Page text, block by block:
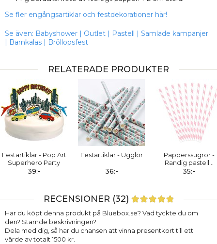
Se fler engångsartiklar och festdekorationer här!
Se även: Babyshower Outlet Pastell
Samlade kampanjer
Barnkalas Bröllopsfest
RELATERADE PRODUKTER
Festartiklar - Pop Art
Superhero Party
39:-
Festartiklar - Ugglor
36:-
Papperssugrör -
Randig pastell…
35:-
RECENSIONER (32)
Har du köpt denna produkt på Bluebox.se? Vad tyckte du om
den? Stämde beskrivningen?
Dela med dig, så har du chansen att vinna presentkort till ett
värde av totalt 1500 kr.